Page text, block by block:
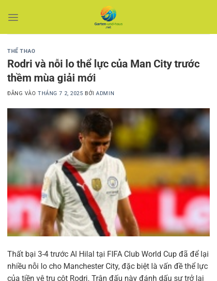
qua
THỂ THAO
Rodri và nỗi lo thể lực của Man City trước
thềm mùa giải mới
ĐĂNG VÀOTHÁNG 7 2, 2025 BỞIADMIN
Thất bại 3-4 trước Al Hilal tại FIFA Club World Cup đã để lại
nhiều nỗi lo cho Manchester City, đặc biệt là vấn đề thể lực
của tiền vệ trụ cột Rodri. Trận đấu này đánh dấu sự trở lại